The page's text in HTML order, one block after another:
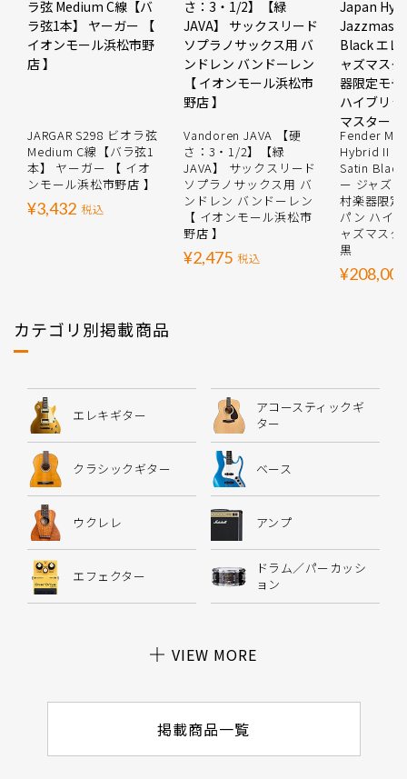
JARGAR S298 ビオラ弦
Medium C線【バラ弦1
本】 ヤーガー 【 イオ
ンモール浜松市野店 】
¥3,432 税込
Vandoren JAVA 【硬
さ：3・1/2】【緑
JAVA】 サックスリード
ソプラノサックス用 バ
ンドレン バンドーレン
【 イオンモール浜松市
野店 】
¥2,475 税込
Fender
Hybrid II
Satin
ー ジャズ
村楽器限定
パン ハイ
ャズマス
黒
¥208,000
カテゴリ別掲載商品
エレキギター
アコースティックギ
ター
クラシックギター ベース
ウクレレ アンプ
エフェクター
ドラム／パーカッシ
ョン
VIEW MORE
掲載商品一覧